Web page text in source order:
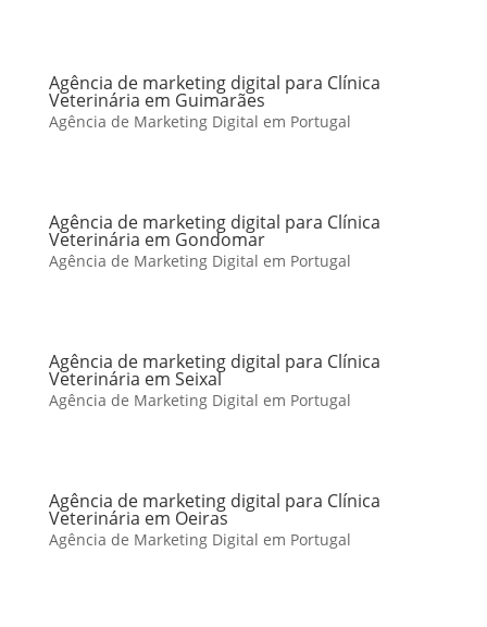
Agência de marketing digital para Clínica
Veterinária em Guimarães
Agência de Marketing Digital em Portugal
Agência de marketing digital para Clínica
Veterinária em Gondomar
Agência de Marketing Digital em Portugal
Agência de marketing digital para Clínica
Veterinária em Seixal
Agência de Marketing Digital em Portugal
Agência de marketing digital para Clínica
Veterinária em Oeiras
Agência de Marketing Digital em Portugal